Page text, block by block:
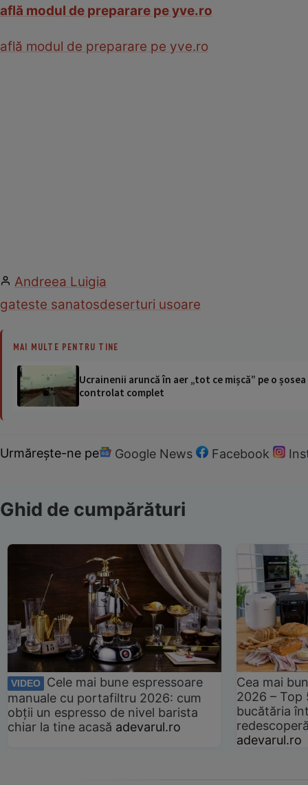
află modul de preparare pe yve.ro
află modul de preparare pe yve.ro
Andreea Luigia
gateste sanatosdeserturi usoare
MAI MULTE PENTRU TINE
Ucrainenii aruncă în aer „tot ce mișcă” pe o
controlat complet
Urmărește-ne pe Google News Facebook
Ghid de cumpărături
VIDEO
Cele mai bune espressoare
manuale cu portafiltru 2026: cum
obții un espresso de nivel barista
chiar la tine acasă adevarul.ro
Cea mai
2026 –
bucătăria
adevarul.ro